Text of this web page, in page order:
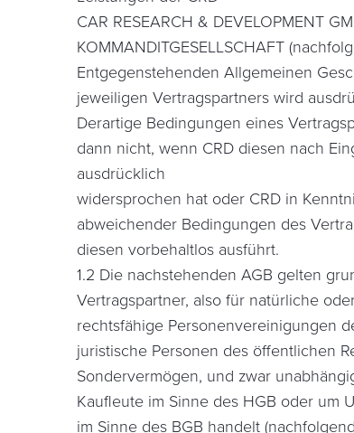
CAR RESEARCH & DEVELOPMENT
KOMMANDITGESELLSCHAFT
Entgegenstehenden Allgemeinen
jeweiligen Vertragspartners wird
Derartige Bedingungen eines
dann nicht, wenn CRD diesen nach
ausdrücklich
widersprochen hat oder CRD in
abweichender Bedingungen des
diesen vorbehaltlos ausführt.
1.2 Die nachstehenden AGB gelten
Vertragspartner, also für natürliche
rechtsfähige Personenvereinigungen
juristische Personen des öffentlichen
Sondervermögen, und zwar
Kaufleute im Sinne des HGB oder um
im Sinne des BGB handelt